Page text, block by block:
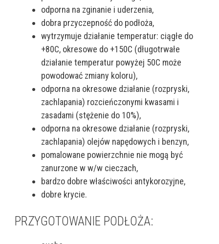
odporna na zginanie i uderzenia,
dobra przyczepność do podłoża,
wytrzymuje działanie temperatur: ciągłe do
+80C, okresowe do +150C (długotrwałe
działanie temperatur powyżej 50C może
powodować zmiany koloru),
odporna na okresowe działanie (rozpryski,
zachlapania) rozcieńczonymi kwasami i
zasadami (stężenie do 10%),
odporna na okresowe działanie (rozpryski,
zachlapania) olejów napędowych i benzyn,
pomalowane powierzchnie nie mogą być
zanurzone w w/w cieczach,
bardzo dobre właściwości antykorozyjne,
dobre krycie.
PRZYGOTOWANIE PODŁOŻA: